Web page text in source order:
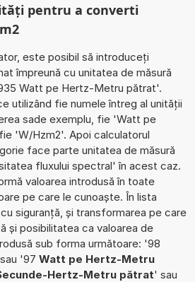
pentru a converti
este posibil să introduceți
împreună cu unitatea de măsură
Watt pe Hertz-Metru pătrat'.
utilizând fie numele întreg al unității
sade exemplu, fie 'Watt pe
'W/Hzm2'. Apoi calculatorul
face parte unitatea de măsură
fluxului spectral' în acest caz.
valoarea introdusă în toate
pe care le cunoaște. În lista
siguranță, și transformarea pe care
și posibilitatea ca valoarea de
sub forma următoare: '98
'97 Watt pe Hertz-Metru
Hertz-Metru pătrat' sau